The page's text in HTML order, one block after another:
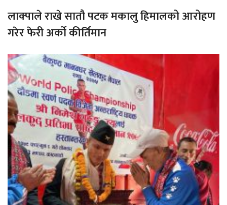
लाक्पाले राखे सातौ पटक मकालु हिमालको आरोहण
गरेर फेरी अर्को कीर्तिमान